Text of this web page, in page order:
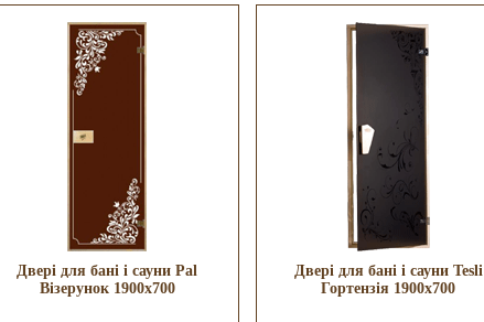
Двері для бані і сауни Pal
Візерунок 1900x700
Двері для бані і сауни Tesli
Гортензія 1900x700